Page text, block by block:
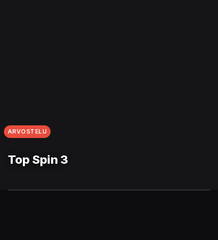
ARVOSTELU
Top Spin 3